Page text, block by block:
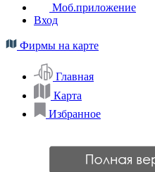
Моб.приложение
Вход
Фирмы на карте
Главная
Карта
Избранное